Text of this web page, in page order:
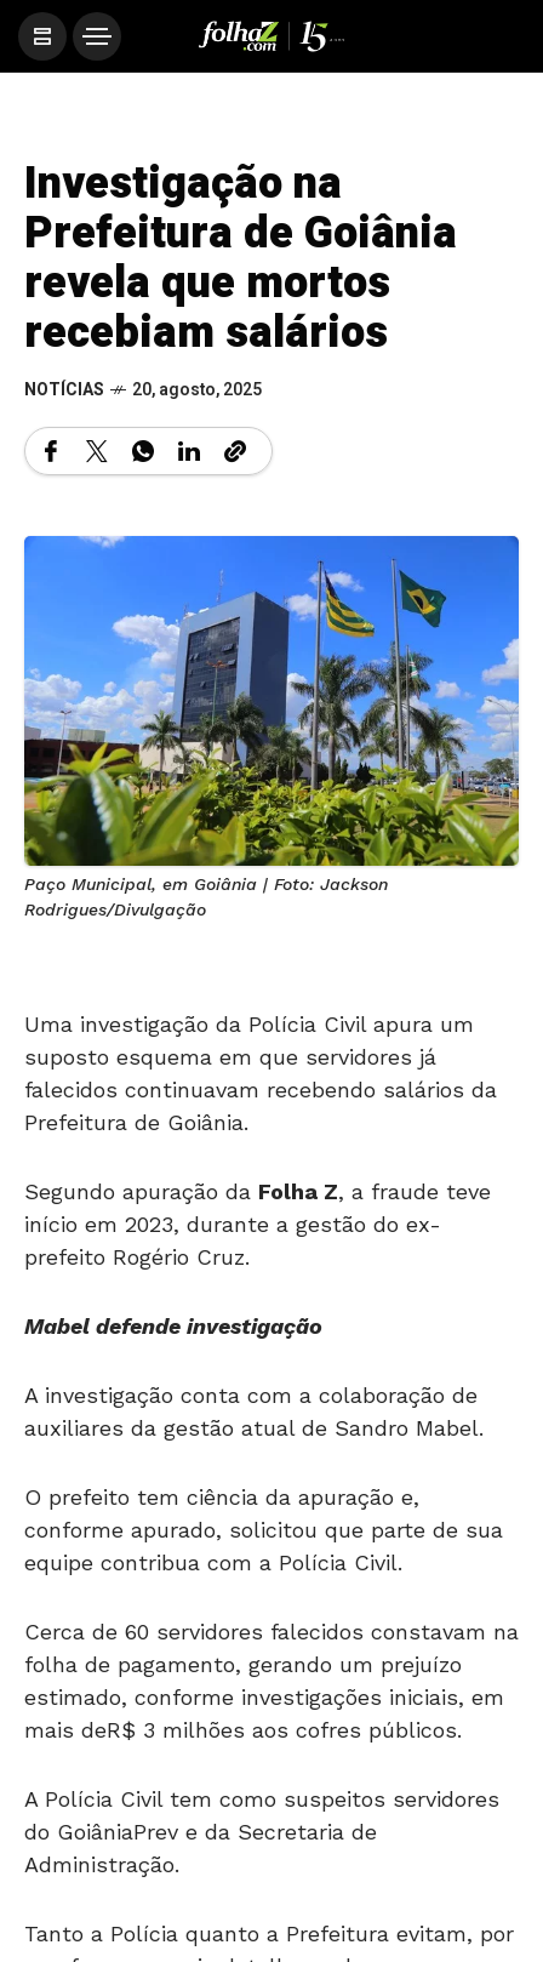
Investigação na
Prefeitura de Goiânia
revela que mortos
recebiam salários
NOTÍCIAS 20, agosto, 2025
Paço Municipal, em Goiânia | Foto: Jackson
Rodrigues/Divulgação
Uma investigação da Polícia Civil apura um
suposto esquema em que servidores já
falecidos continuavam recebendo salários da
Prefeitura de Goiânia.
Segundo apuração da Folha Z, a fraude teve
início em 2023, durante a gestão do ex-
prefeito Rogério Cruz.
Mabel defende investigação
A investigação conta com a colaboração de
auxiliares da gestão atual de Sandro Mabel.
O prefeito tem ciência da apuração e,
conforme apurado, solicitou que parte de sua
equipe contribua com a Polícia Civil.
Cerca de 60 servidores falecidos constavam na
folha de pagamento, gerando um prejuízo
estimado, conforme investigações iniciais, em
mais deR$ 3 milhões aos cofres públicos.
A Polícia Civil tem como suspeitos servidores
do GoiâniaPrev e da Secretaria de
Administração.
Tanto a Polícia quanto a Prefeitura evitam, por